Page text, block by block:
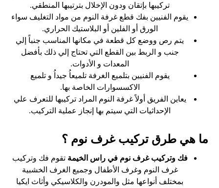
تركيبها بإتقان ودون الإخلال بترتيبها المنطقي.
يقوم الفنيين بفك قطع غرفة النوم من مواد التغليف سواء
الورق أو الفلين أو البلاستيك الحراري.
يتم رص ووضع كل قطعة في مكانها المناسب جنباً إلي
جنب و الربط بين القطع التي تحتاج إلي ذلك بأفضل
المعدات و الأدوات.
يقوم الفنيين بتلميع الغرفة تلميعاُ جيداُ و تلميع
الاكسسوارات الخاصة بها.
يعاين الفريق أولاً غرفة النوم المراد تركيبها للتعرف علي
الإحداثيات التي سيتم بها إنجاز عملية التركيب.
ما هي طرق تركيب غرف نوم ؟
فك وتركيب غرف نوم في راس الخيمةتقوم فك وتركيب
غرف النوم وغرف الأطفال وجميع الغرف الخشبية
بمختلف أنواعها مثل والمودرن والكلاسيكي وأثاث ايكيا